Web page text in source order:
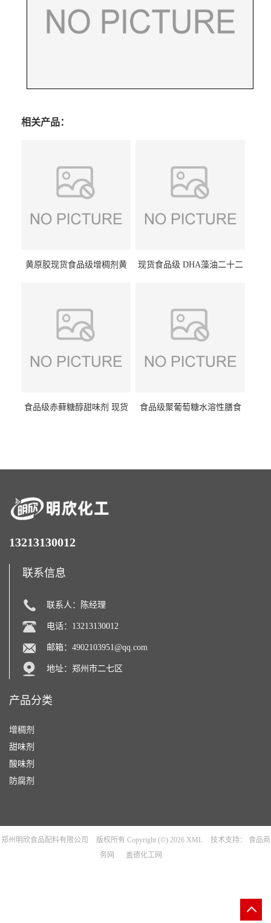
相关产品：
黄原胶现货食品级增稠剂黄
现货食品级 DHA藻油二十二
食品级赤藓糖醇甜味剂 现货
食品级聚葡萄糖水溶性膳食
13213130012
联系信息
联系人：陈经理
电话：13213130012
邮箱： 4902103951@qq.com
地址：郑州市二七区
产品分类
增稠剂
甜味剂
酸味剂
防腐剂
郑州明欣食品配料有限公司 版权所有 Copyright (©) 2026 XML 技术支持：
食品商
务网
盖德化工网